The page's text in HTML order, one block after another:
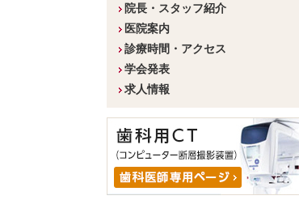
院長・スタッフ紹介
医院案内
診療時間・アクセス
学会発表
求人情報